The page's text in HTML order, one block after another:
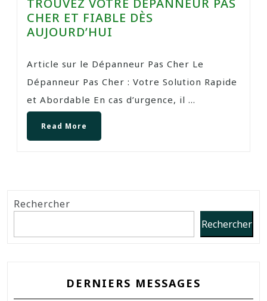
TROUVEZ VOTRE DÉPANNEUR PAS
CHER ET FIABLE DÈS
AUJOURD’HUI
Article sur le Dépanneur Pas Cher Le
Dépanneur Pas Cher : Votre Solution Rapide
et Abordable En cas d’urgence, il ...
Read More
Rechercher
Rechercher
DERNIERS MESSAGES